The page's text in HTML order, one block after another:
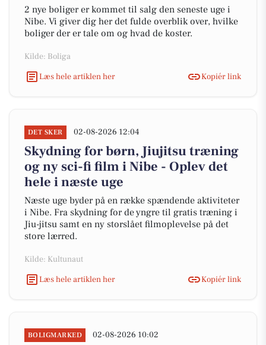
2 nye boliger er kommet til salg den seneste uge i
Nibe. Vi giver dig her det fulde overblik over, hvilke
boliger der er tale om og hvad de koster.
Kilde: Boliga
Læs hele artiklen her
Kopiér link
DET SKER 02-08-2026 12:04
Skydning for børn, Jiujitsu træning
og ny sci-fi film i Nibe - Oplev det
hele i næste uge
Næste uge byder på en række spændende aktiviteter
i Nibe. Fra skydning for de yngre til gratis træning i
Jiu-jitsu samt en ny storslået filmoplevelse på det
store lærred.
Kilde: Kultunaut
Læs hele artiklen her
Kopiér link
BOLIGMARKED 02-08-2026 10:02